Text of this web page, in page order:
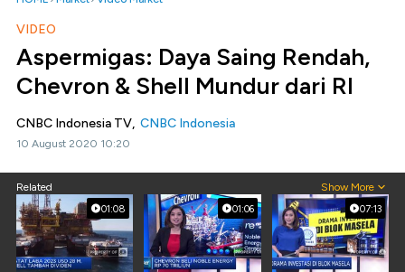
VIDEO
Aspermigas: Daya Saing Rendah,
Chevron & Shell Mundur dari RI
CNBC Indonesia TV, CNBC Indonesia
10 August 2020 10:20
Related Show More
01:08 01:06 07:13